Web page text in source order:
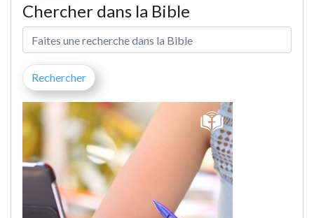
Chercher dans la Bible